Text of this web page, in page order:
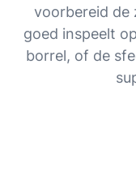
voorbereid de
goed inspeelt
borrel, of de